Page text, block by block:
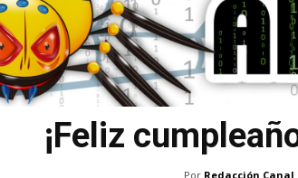
¡Feliz
Por Redacción Canal